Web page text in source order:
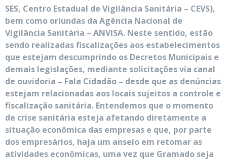
SES, Centro Estadual de Vigilância Sanitária – CEVS),
bem como oriundas da Agência Nacional de
Vigilância Sanitária – ANVISA. Neste sentido, estão
sendo realizadas fiscalizações aos estabelecimentos
que estejam descumprindo os Decretos Municipais e
demais legislações, mediante solicitações via canal
de ouvidoria – Fala Cidadão – desde que as denúncias
estejam relacionadas aos locais sujeitos a controle e
fiscalização sanitária. Entendemos que o momento
de crise sanitária esteja afetando diretamente a
situação econômica das empresas e que, por parte
dos empresários, haja um anseio em retomar as
atividades econômicas, uma vez que Gramado seja